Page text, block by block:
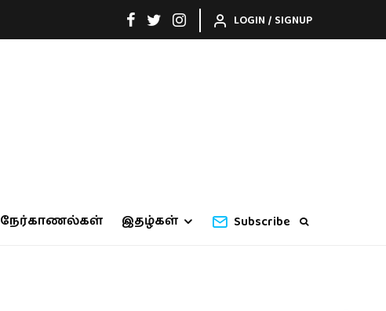
LOGIN / SIGNUP
நேர்காணல்கள் இதழ்கள் Subscribe